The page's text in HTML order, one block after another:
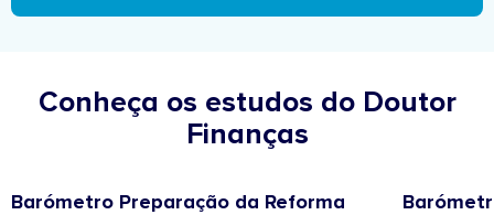
Conheça os estudos do Doutor
Finanças
Barómetro Preparação da Reforma